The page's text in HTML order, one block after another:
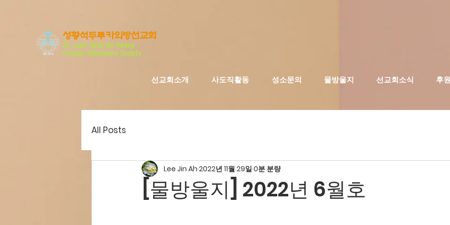
​성황석두루카외방선교회
St. Luke Seo k-du Hwang
Foreign Missionary Society
선교회소개 사도직활동 성소문의 물방울지 선교회소식 후
All Posts
[물방울지] 2022년 6월호
Lee Jin Ah 2022년 11월 29일 0분 분량